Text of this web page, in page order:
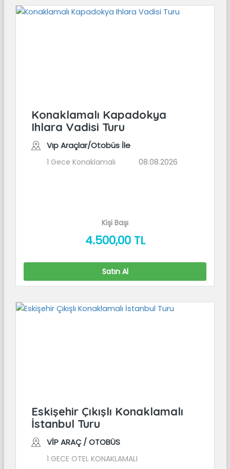
Konaklamalı Kapadokya
Ihlara Vadisi Turu
Vıp Araçlar/Otobüs İle
1 Gece Konaklamalı 08.08.2026
Kişi Başı
4.500,00TL
Satın Al
Eskişehir Çıkışlı Konaklamalı
İstanbul Turu
VİP ARAÇ / OTOBÜS
1 GECE OTEL KONAKLAMALI